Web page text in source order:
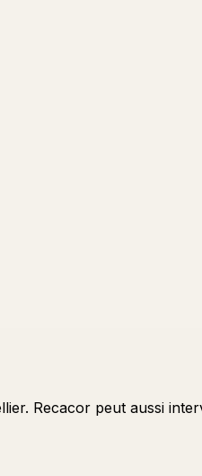
Recacor peut aussi